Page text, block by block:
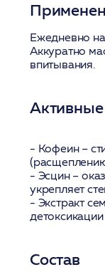
Ежедневно
Аккуратно
впитывания.
- Кофеин–
- Эсцин–
укрепляет
- Экстракт
Состав